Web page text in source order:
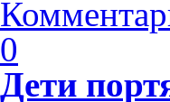
0
Дети